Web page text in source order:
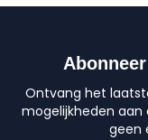
Ontvang het
mogelijkheden aan
geen